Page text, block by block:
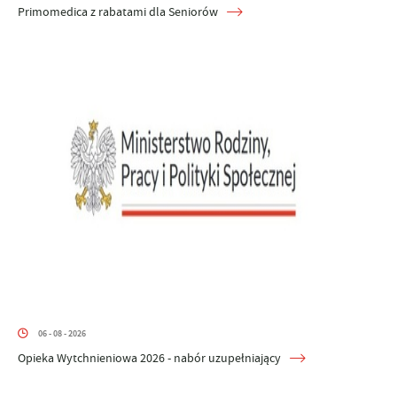
Primomedica z rabatami dla Seniorów
06 - 08 - 2026
Opieka Wytchnieniowa 2026 - nabór uzupełniający